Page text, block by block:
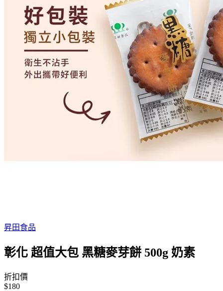
昇田食品
彰化 超值大包 黑糖麥芽餅 500g 奶素
折扣價
$180